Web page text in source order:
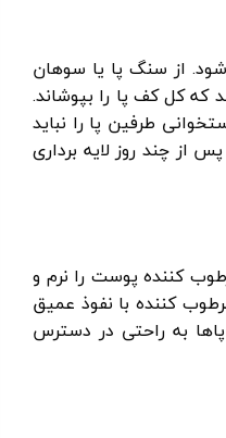
از سنگ پا یا سوهان
کل کف پا را بپوشاند.
طرفین پا را نباید
چند روز لایه برداری
کننده پوست را نرم و
کننده با نفوذ عمیق
به راحتی در دسترس